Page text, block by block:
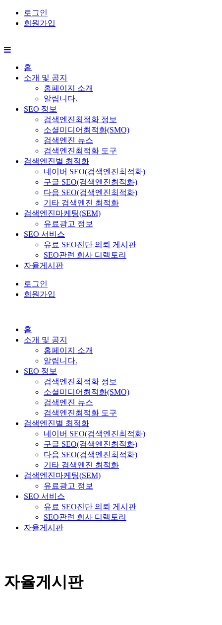
로그인
회원가입
홈
소개 및 공지
홈페이지 소개
알립니다.
SEO 정보
검색엔진최적화 정보
소셜미디어최적화(SMO)
검색엔진 뉴스
검색엔진최적화 도구
검색엔진별 최적화
네이버 SEO(검색엔진최적화)
구글 SEO(검색엔진최적화)
다음 SEO(검색엔진최적화)
기타 검색엔진 최적화
검색엔진마케팅(SEM)
유료광고 정보
SEO 서비스
유료 SEO진단 의뢰 게시판
SEO관련 회사 디렉토리
자율게시판
로그인
회원가입
홈
소개 및 공지
홈페이지 소개
알립니다.
SEO 정보
검색엔진최적화 정보
소셜미디어최적화(SMO)
검색엔진 뉴스
검색엔진최적화 도구
검색엔진별 최적화
네이버 SEO(검색엔진최적화)
구글 SEO(검색엔진최적화)
다음 SEO(검색엔진최적화)
기타 검색엔진 최적화
검색엔진마케팅(SEM)
유료광고 정보
SEO 서비스
유료 SEO진단 의뢰 게시판
SEO관련 회사 디렉토리
자율게시판
자율게시판